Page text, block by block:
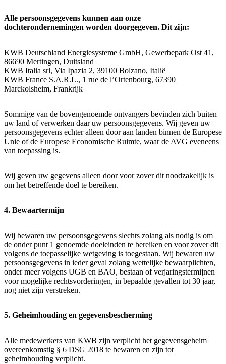
Alle persoonsgegevens kunnen aan onze
dochterondernemingen worden doorgegeven. Dit zijn:
KWB Deutschland Energiesysteme GmbH, Gewerbepark Ost 41,
86690 Mertingen, Duitsland
KWB Italia srl, Via Ipazia 2, 39100 Bolzano, Italië
KWB France S.A.R.L., 1 rue de l’Ortenbourg, 67390
Marckolsheim, Frankrijk
Sommige van de bovengenoemde ontvangers bevinden zich buiten
uw land of verwerken daar uw persoonsgegevens. Wij geven uw
persoonsgegevens echter alleen door aan landen binnen de Europese
Unie of de Europese Economische Ruimte, waar de AVG eveneens
van toepassing is.
Wij geven uw gegevens alleen door voor zover dit noodzakelijk is
om het betreffende doel te bereiken.
4. Bewaartermijn
Wij bewaren uw persoonsgegevens slechts zolang als nodig is om
de onder punt 1 genoemde doeleinden te bereiken en voor zover dit
volgens de toepasselijke wetgeving is toegestaan. Wij bewaren uw
persoonsgegevens in ieder geval zolang wettelijke bewaarplichten,
onder meer volgens UGB en BAO, bestaan of verjaringstermijnen
voor mogelijke rechtsvorderingen, in bepaalde gevallen tot 30 jaar,
nog niet zijn verstreken.
5. Geheimhouding en gegevensbescherming
Alle medewerkers van KWB zijn verplicht het gegevensgeheim
overeenkomstig § 6 DSG 2018 te bewaren en zijn tot
geheimhouding verplicht.